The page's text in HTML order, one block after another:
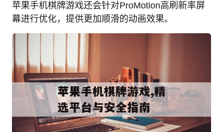
苹果手机棋牌游戏还会针对ProMotion高刷新率屏
幕进行优化，提供更加顺滑的动画效果。